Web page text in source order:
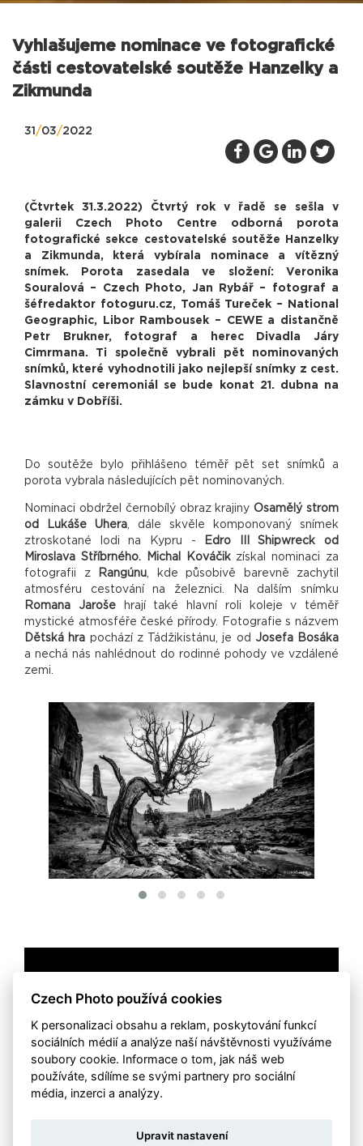
Vyhlašujeme nominace ve fotografické
části cestovatelské soutěže Hanzelky a
Zikmunda
31 /03/2022
(Čtvrtek 31.3.2022) Čtvrtý rok v řadě se sešla v
galerii Czech Photo Centre odborná porota
fotografické sekce cestovatelské soutěže Hanzelky
a Zikmunda, která vybírala nominace a vítězný
snímek. Porota zasedala ve složení: Veronika
Souralová – Czech Photo, Jan Rybář – fotograf a
šéfredaktor fotoguru.cz, Tomáš Tureček – National
Geographic, Libor Rambousek – CEWE a distančně
Petr Brukner, fotograf a herec Divadla Járy
Cimrmana. Ti společně vybrali pět nominovaných
snímků, které vyhodnotili jako nejlepší snímky z cest.
Slavnostní ceremoniál se bude konat 21. dubna na
zámku v Dobříši.
Do soutěže bylo přihlášeno téměř pět set snímků a
porota vybrala následujících pět nominovaných.
Nominaci obdržel černobílý obraz krajinyOsamělý strom
od Lukáše Uhera , dále skvěle komponovaný snímek
ztroskotané lodi na Kypru -
Edro III Shipwreck od
Miroslava Stříbrného.
Michal Kováčikzískal nominaci za
fotografii z
Rangúnu , kde působivě barevně zachytil
atmosféru cestování na železnici. Na dalším snímku
Romana Jarošehrají také hlavní roli koleje v téměř
mystické atmosféře české přírody. Fotografie s názvem
Dětská hra pochází z Tádžikistánu, je od Josefa Bosáka
a nechá nás nahlédnout do rodinné pohody ve vzdálené
zemi.
Czech Photo používá cookies
K personalizaci obsahu a reklam, poskytování funkcí
sociálních médií a analýze naší návštěvnosti využíváme
soubory cookie. Informace o tom, jak náš web
používáte, sdílíme se svými partnery pro sociální
média, inzerci a analýzy.
Upravit nastavení